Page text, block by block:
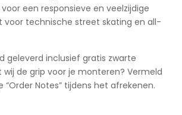
een responsieve en veelzijdige
voor technische street skating en all-
geleverd inclusief gratis zwarte
wij de grip voor je monteren? Vermeld
Notes” tijdens het afrekenen.